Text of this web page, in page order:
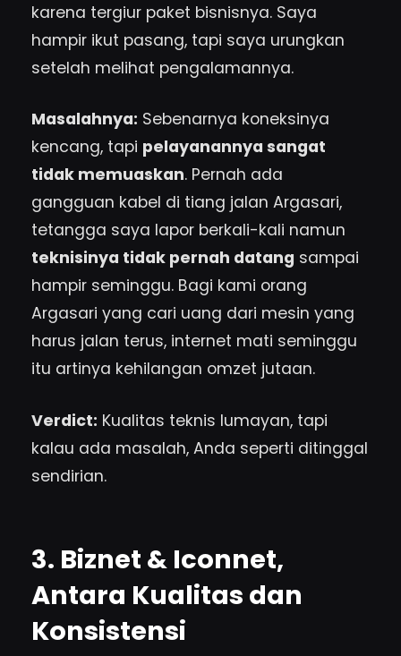
karena tergiur paket bisnisnya. Saya
hampir ikut pasang, tapi saya urungkan
setelah melihat pengalamannya.
Masalahnya: Sebenarnya koneksinya
kencang, tapi pelayanannya sangat
tidak memuaskan. Pernah ada
gangguan kabel di tiang jalan Argasari,
tetangga saya lapor berkali-kali namun
teknisinya tidak pernah datang sampai
hampir seminggu. Bagi kami orang
Argasari yang cari uang dari mesin yang
harus jalan terus, internet mati seminggu
itu artinya kehilangan omzet jutaan.
Verdict: Kualitas teknis lumayan, tapi
kalau ada masalah, Anda seperti ditinggal
sendirian.
3. Biznet & Iconnet,
Antara Kualitas dan
Konsistensi